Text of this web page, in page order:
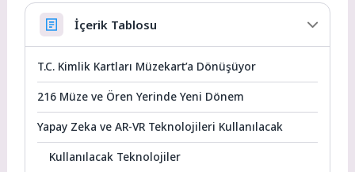
İçerik Tablosu
T.C. Kimlik Kartları Müzekart’a Dönüşüyor
216 Müze ve Ören Yerinde Yeni Dönem
Yapay Zeka ve AR-VR Teknolojileri Kullanılacak
Kullanılacak Teknolojiler